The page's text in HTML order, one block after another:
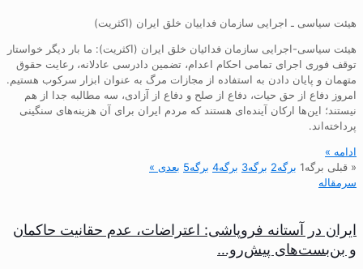
هیئت سیاسی ـ اجرایی سازمان فداییان خلق ایران (اکثریت)
هیئت سیاسی-اجرایی سازمان فدائیان خلق ایران (اکثریت): ما بار دیگر خواستار
توقف فوری اجرای تمامی احکام اعدام، تضمین دادرسی عادلانه، رعایت حقوق
متهمان و پایان دادن به استفاده از مجازات مرگ به عنوان ابزار سرکوب هستیم.
امروز دفاع از حق حیات، دفاع از صلح و دفاع از آزادی، سه مطالبه جدا از هم
نیستند؛ این‌ها ارکان آینده‌ای هستند که مردم ایران برای آن هزینه‌های سنگینی
پرداخته‌اند.
ادامه »
« قبلی برگه1 برگه2 برگه3 برگه4 برگه5 بعدی »
سرمقاله
ایران در آستانه فروپاشی: اعتراضات، عدم حقانیت حاکمان
و بن‌بست‌های پیش‌رو…